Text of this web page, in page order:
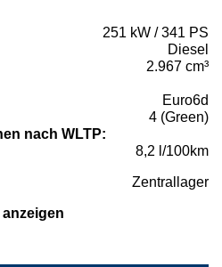
251 kW / 341 PS
Diesel
2.967 cm³
Euro6d
4 (Green)
nach WLTP:
8,2 l/100km
Zentrallager
anzeigen